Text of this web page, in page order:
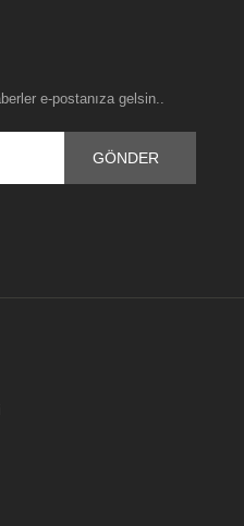
e-postanıza gelsin..